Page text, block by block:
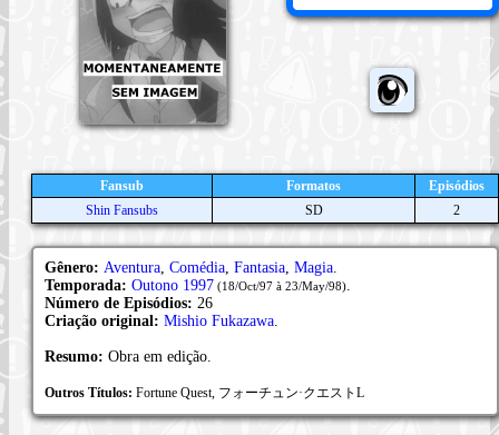
Fansub Formatos
Episódios
Shin Fansubs
SD 2
Gênero: Aventura Comédia Fantasia Magia
Temporada: Outono 1997 (18/Oct/97 à 23/May/98)
Número de Episódios: 26
Criação original: Mishio Fukazawa
Resumo: Obra em edição.
Outros Títulos: Fortune Quest, フォーチュン·クエストL